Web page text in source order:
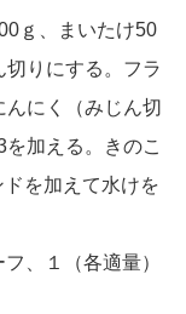
ｇ、まいたけ50
切りにする。フラ
にく（みじん切
加える。きのこ
を加えて水けを
、１（各適量）